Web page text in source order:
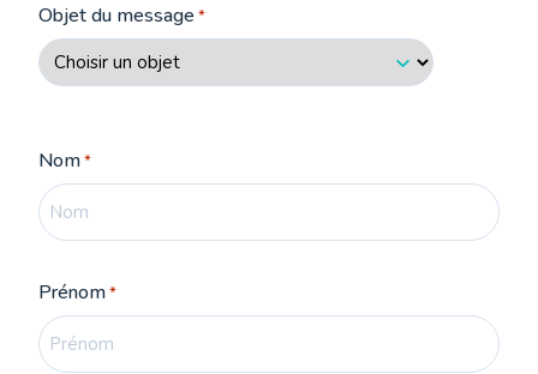
Objet du message *
Nom*
Prénom*